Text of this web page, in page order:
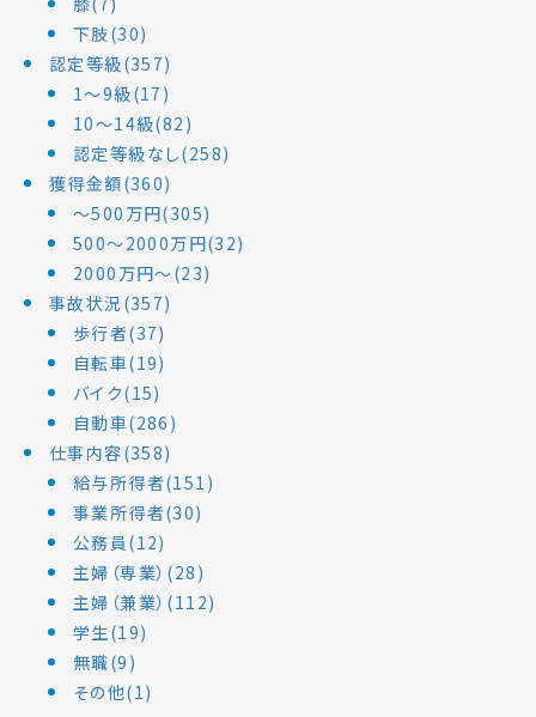
下肢(30)
認定等級(357)
1～9級(17)
10～14級(82)
認定等級なし(258)
獲得金額(360)
～500万円(305)
500～2000万円(32)
2000万円～(23)
事故状況(357)
歩行者(37)
自転車(19)
バイク(15)
自動車(286)
仕事内容(358)
給与所得者(151)
事業所得者(30)
公務員(12)
主婦（専業）(28)
主婦（兼業）(112)
学生(19)
無職(9)
その他(1)